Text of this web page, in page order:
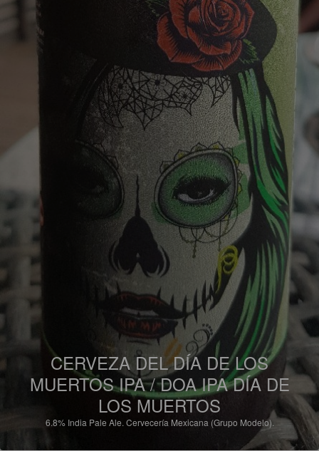
CERVEZA DEL DÍA DE LOS
MUERTOS IPA / DOA IPA DÍA DE
LOS MUERTOS
6.8% India Pale Ale. Cervecería Mexicana (Grupo Modelo).